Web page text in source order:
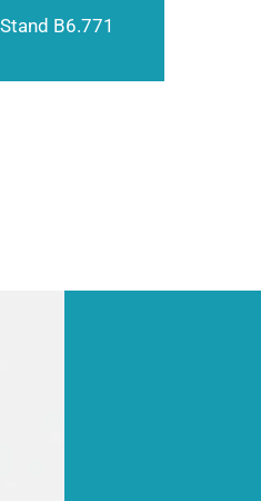
B6.771